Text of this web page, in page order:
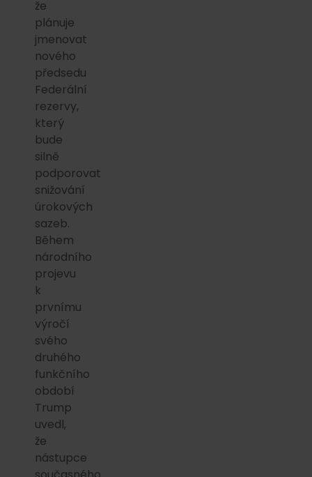
že
plánuje
jmenovat
nového
předsedu
Federální
rezervy,
který
bude
silně
podporovat
snižování
úrokových
sazeb.
Během
národního
projevu
k
prvnímu
výročí
svého
druhého
funkčního
období
Trump
uvedl,
že
nástupce